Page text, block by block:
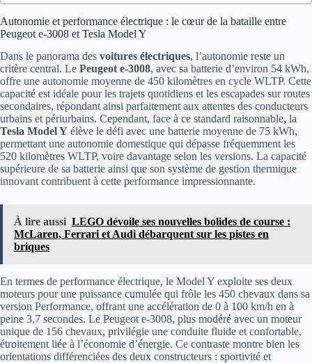
Autonomie et performance électrique : le cœur de la bataille entre
Peugeot e-3008 et Tesla Model Y
Dans le panorama des voitures électriques, l’autonomie reste un
critère central. Le Peugeot e-3008, avec sa batterie d’environ 54 kWh,
offre une autonomie moyenne de 450 kilomètres en cycle WLTP. Cette
capacité est idéale pour les trajets quotidiens et les escapades sur routes
secondaires, répondant ainsi parfaitement aux attentes des conducteurs
urbains et périurbains. Cependant, face à ce standard raisonnable, la
Tesla Model Y élève le défi avec une batterie moyenne de 75 kWh,
permettant une autonomie domestique qui dépasse fréquemment les
520 kilomètres WLTP, voire davantage selon les versions. La capacité
supérieure de sa batterie ainsi que son système de gestion thermique
innovant contribuent à cette performance impressionnante.
À lire aussi LEGO dévoile ses nouvelles bolides de course :
McLaren, Ferrari et Audi débarquent sur les pistes en
briques
En termes de performance électrique, le Model Y exploite ses deux
moteurs pour une puissance cumulée qui frôle les 450 chevaux dans sa
version Performance, offrant une accélération de 0 à 100 km/h en à
peine 3,7 secondes. Le Peugeot e-3008, plus modéré avec un moteur
unique de 156 chevaux, privilégie une conduite fluide et confortable,
étroitement liée à l’économie d’énergie. Ce contraste montre bien les
orientations différenciées des deux constructeurs : sportivité et